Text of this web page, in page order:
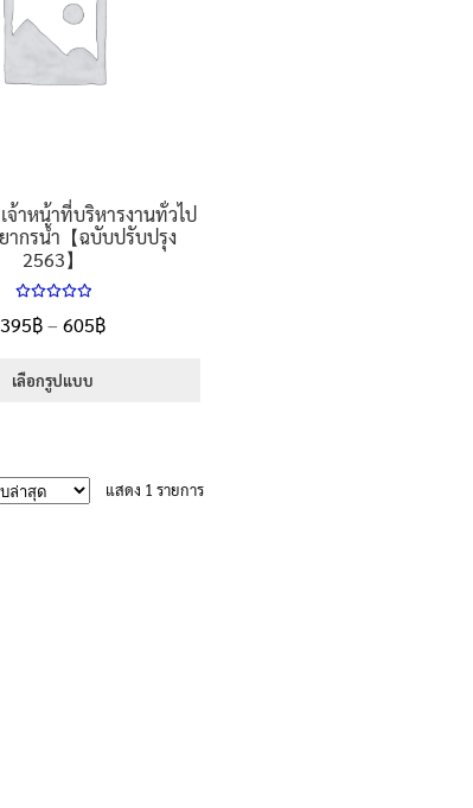
จ้าหน้าที่บริหารงานทั่วไป
กรน้ำ【ฉบับปรับปรุง
2563】
5.00
ตั้งแต่
395฿ – 605฿Price
เลือกรูปแบบ
multipleแสดง 1 รายการ